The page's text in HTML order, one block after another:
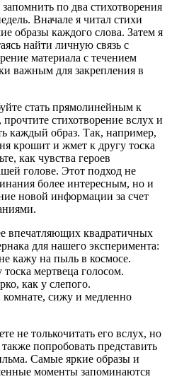
по два стихотворения
Вначале я читал стихи
образы каждого слова. Затем я
найти личную связь с
материала с течением
важным для закрепления в
стать прямолинейным к
прочтите стихотворение вслух и
каждый образ. Так, например,
крошит и жмет к другу тоска
как чувства героев
голове. Этот подход не
более интересным, но и
новой информации за счет
впечатляющих квадратичных
для нашего эксперимента:
кажу на пыль в космосе.
мертвеца голосом.
как у слепого.
сижу и медленно
не толькочитать его вслух, но
попробовать представить
Самые яркие образы и
моменты запоминаются